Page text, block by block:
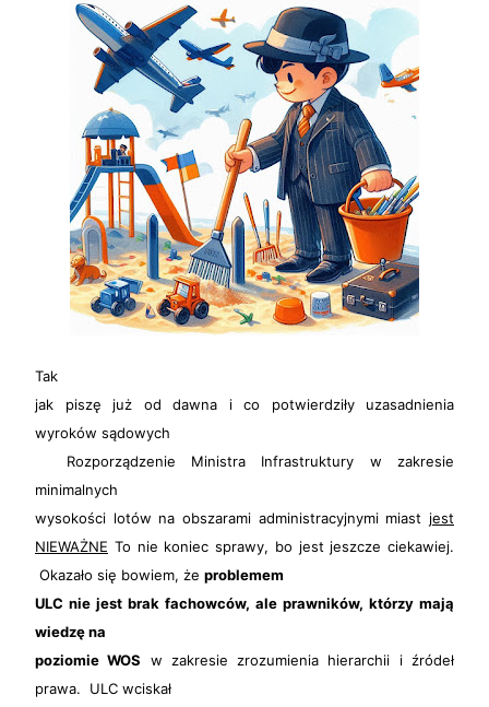
Tak
jak piszę już od dawna i co potwierdziły uzasadnienia
wyroków sądowych
Rozporządzenie Ministra Infrastruktury w zakresie
minimalnych
wysokości lotów na obszarami administracyjnymi miast jest
NIEWAŻNE To nie koniec sprawy, bo jest jeszcze ciekawiej.
Okazało się bowiem, że problemem
ULC nie jest brak fachowców, ale prawników, którzy mają
wiedzę na
poziomie WOS w zakresie zrozumienia hierarchii i źródeł
prawa. ULC wciskał